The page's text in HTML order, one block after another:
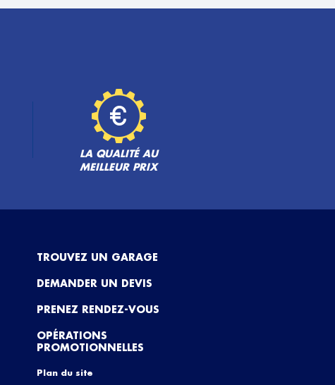
LA QUALITÉ AU
MEILLEUR PRIX
TROUVEZ UN GARAGE
DEMANDER UN DEVIS
PRENEZ RENDEZ-VOUS
OPÉRATIONS
PROMOTIONNELLES
Plan du site